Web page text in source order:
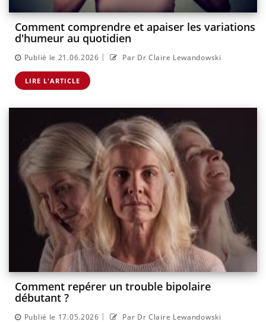
Comment comprendre et apaiser les variations
d'humeur au quotidien
Publié le 21.06.2026 | Par Dr Claire Lewandowski
LIRE L'ARTICLE
Comment repérer un trouble bipolaire
débutant ?
Publié le 17.05.2026 | Par Dr Claire Lewandowski